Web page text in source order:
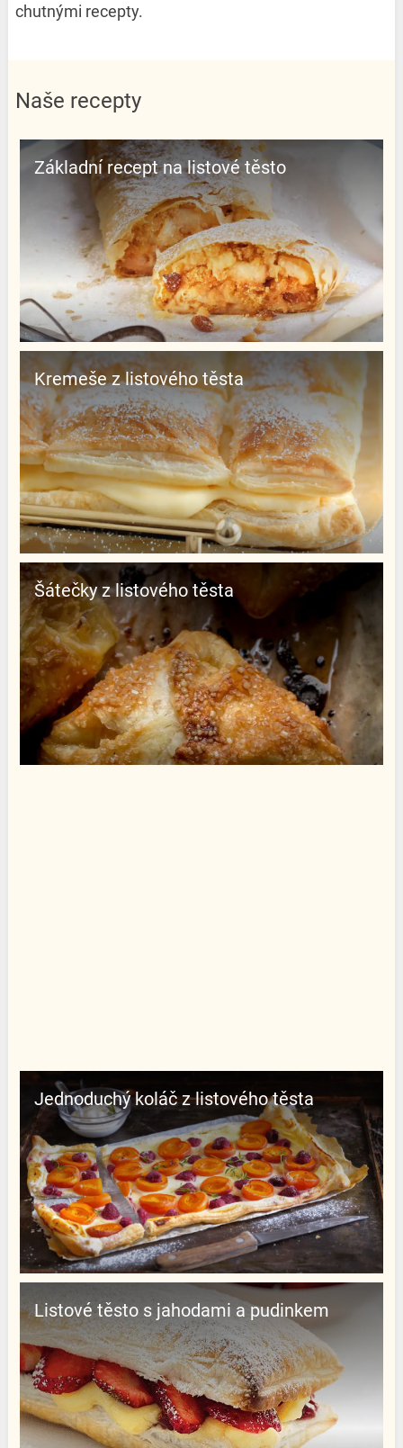
chutnými recepty.
Naše recepty
Základní recept na listové těsto
Kremeše z listového těsta
Šátečky z listového těsta
Jednoduchý koláč z listového těsta
Listové těsto s jahodami a pudinkem